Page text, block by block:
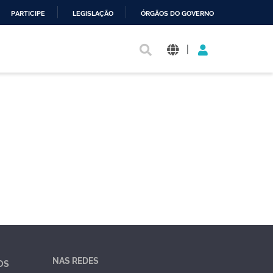
PARTICIPE LEGISLAÇÃO ÓRGÃOS DO GOVERNO
|
NAS REDES